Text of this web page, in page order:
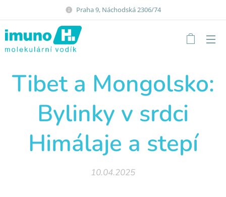
Praha 9, Náchodská 2306/74
Tibet a Mongolsko:
Bylinky v srdci
Himálaje a stepí
10.04.2025